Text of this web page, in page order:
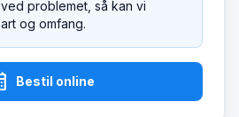
problemet, så kan vi
og omfang.
Bestil online